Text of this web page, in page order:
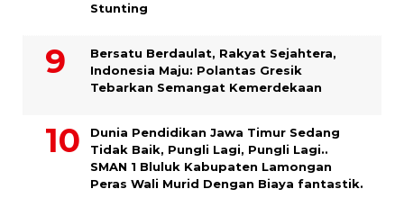
Stunting
Bersatu Berdaulat, Rakyat Sejahtera,
Indonesia Maju: Polantas Gresik
Tebarkan Semangat Kemerdekaan
Dunia Pendidikan Jawa Timur Sedang
Tidak Baik, Pungli Lagi, Pungli Lagi..
SMAN 1 Bluluk Kabupaten Lamongan
Peras Wali Murid Dengan Biaya fantastik.